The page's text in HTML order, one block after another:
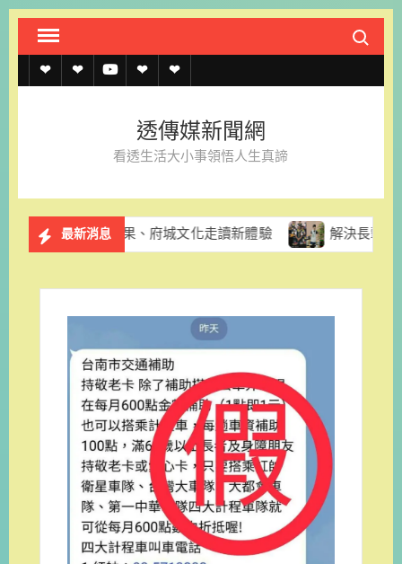
Skip
content
Search
透
約
透
上
記
透 聯
我
官
LINE
透傳媒新聞網
看透生活大小事領悟人生真諦
最新消息
採果、府城文化走讀新體驗 解決長輩換照資訊亂象